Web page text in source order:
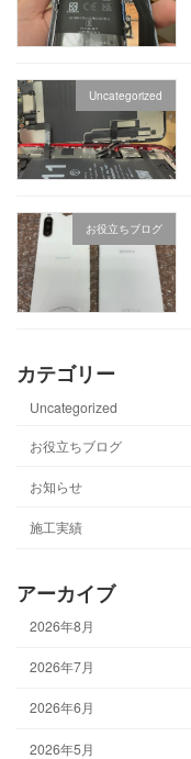
Uncategorized
お役立ちブログ
カテゴリー
Uncategorized
お役立ちブログ
お知らせ
施工実績
アーカイブ
2026年8月
2026年7月
2026年6月
2026年5月